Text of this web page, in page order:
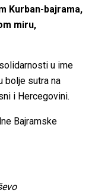
Kurban-bajrama,
miru,
u ime
bolje sutra na
i Hercegovini.
Bajramske